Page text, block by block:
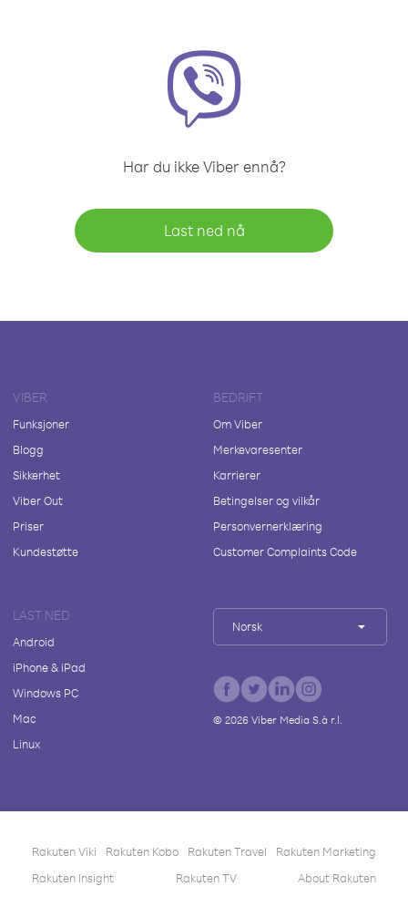
Har du ikke Viber ennå?
Last ned nå
VIBER
Funksjoner
Blogg
Sikkerhet
Viber Out
Priser
Kundestøtte
BEDRIFT
Om Viber
Merkevaresenter
Karrierer
Betingelser og vilkår
Personvernerklæring
Customer Complaints Code
LAST NED
Android
iPhone & iPad
Windows PC
Mac
Linux
Norsk
© 2026Viber Media S.à r.l.
Rakuten Viki Rakuten Kobo Rakuten Travel
Rakuten Marketing
Rakuten Insight
Rakuten TV About Rakuten